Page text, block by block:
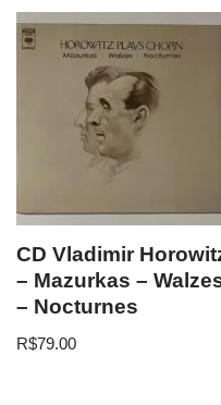
CD Vladimir
– Mazurkas –
– Nocturnes
R$79.00